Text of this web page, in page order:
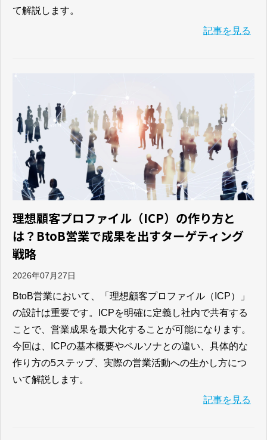
て解説します。
記事を見る
理想顧客プロファイル（ICP）の作り方と
は？BtoB営業で成果を出すターゲティング
戦略
2026年07月27日
BtoB営業において、「理想顧客プロファイル（ICP）」
の設計は重要です。ICPを明確に定義し社内で共有する
ことで、営業成果を最大化することが可能になります。
今回は、ICPの基本概要やペルソナとの違い、具体的な
作り方の5ステップ、実際の営業活動への生かし方につ
いて解説します。
記事を見る